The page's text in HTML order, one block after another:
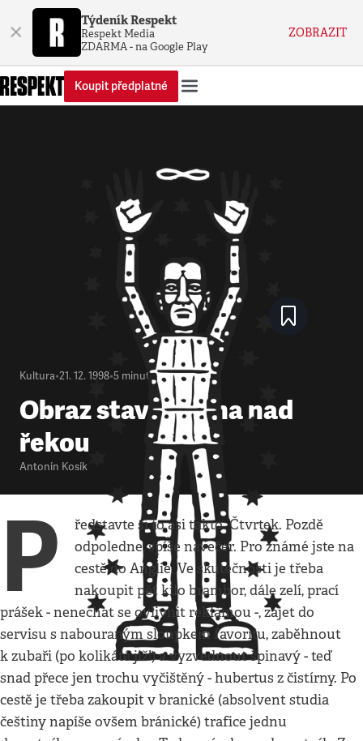
× Týdeník Respekt
Respekt Media
ZDARMA - na Google Play
ZOBRAZIT
Koupit předplatné
Kultura•21. 12. 1998•5 minut
Obraz stavu ducha nad
řekou
Antonín Kosík
P
ředstavte si to asi takto. Čtvrtek. Pozdě
odpoledne, spíše navečer. Pro známé jste na
cestě do Anglie. Ve skutečnosti je třeba
nakoupit pět kilo brambor, dále zelí, prací
prášek - nenechat se ovlivnit reklamou -, zajet do
servisu s nabouraným sloupkem favoritu, zaběhnout
k zubaři (po kolikáté již!) a vyzvednout špinavý - teď
snad přece jen trochu vyčištěný - hubertus z čistírny. Po
cestě je třeba zakoupit v branické (absolvent studia
češtiny napíše ovšem bránické) trafice jednu